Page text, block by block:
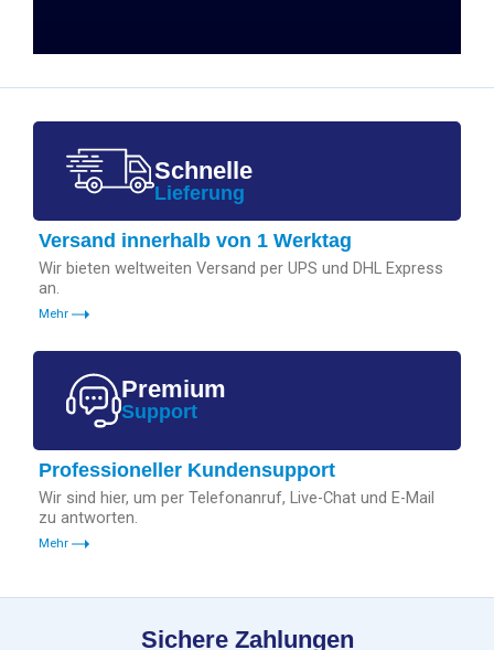
Schnelle
Lieferung
Versand innerhalb von 1 Werktag
Wir bieten weltweiten Versand per UPS und DHL Express
an.
Mehr
Premium
Support
Professioneller Kundensupport
Wir sind hier, um per Telefonanruf, Live-Chat und E-Mail
zu antworten.
Mehr
Sichere Zahlungen